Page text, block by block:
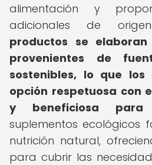
alimentación y
adicionales de
productos se
provenientes de
sostenibles, lo que los
opción respetuosa con
y beneficiosa
suplementos ecológicos
nutrición natural,
para cubrir las